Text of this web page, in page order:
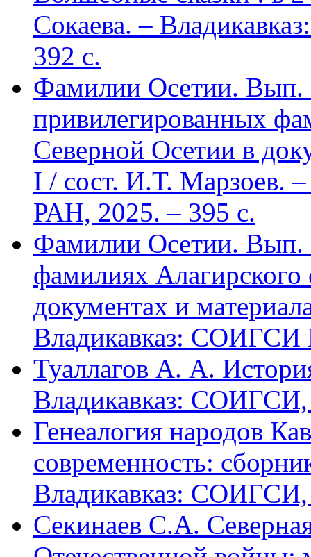
Сокаева. –
392 c.
Фамилии Осетии. Вып.
привилегированных
Северной Осетии в
I / сост. И.Т. Марзоев.
РАН, 2025. – 395 с.
Фамилии Осетии. Вып.
фамилиях
документах и
Владикавказ:
Туаллагов А. А.
Владикавказ: СОИГСИ,
Генеалогия народов
современность:
Владикавказ: СОИГСИ,
Секинаев С.А.